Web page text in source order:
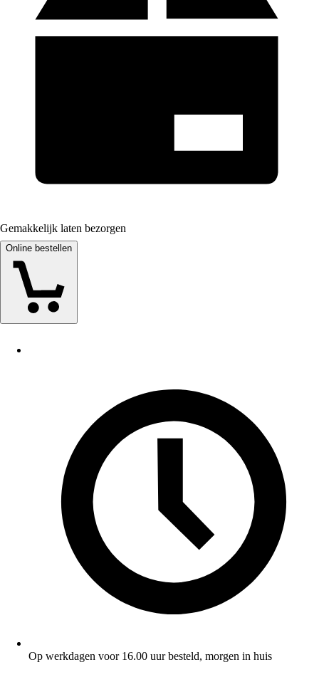
Gemakkelijk laten bezorgen
Online bestellen
Op werkdagen voor 16.00 uur besteld, morgen in huis